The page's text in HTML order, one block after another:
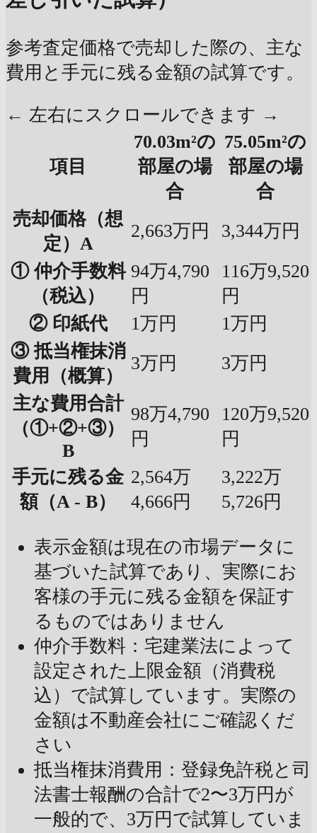
参考査定価格で売却した際の、主な
費用と手元に残る金額の試算です。
← 左右にスクロールできます →
項目
70.03m²の
部屋の場
合
75.05m²の
部屋の場
合
売却価格（想
定）A
2,663万円
3,344万円
① 仲介手数料
（税込）
94万4,790
円
116万9,520
円
② 印紙代
1万円
1万円
③ 抵当権抹消
費用（概算）
3万円
3万円
主な費用合計
（①+②+③）
B
98万4,790
円
120万9,520
円
手元に残る金
額（A - B）
2,564万
4,666円
3,222万
5,726円
表示金額は現在の市場データに
基づいた試算であり、実際にお
客様の手元に残る金額を保証す
るものではありません
仲介手数料：宅建業法によって
設定された上限金額（消費税
込）で試算しています。実際の
金額は不動産会社にご確認くだ
さい
抵当権抹消費用：登録免許税と司
法書士報酬の合計で2〜3万円が
一般的で、3万円で試算していま